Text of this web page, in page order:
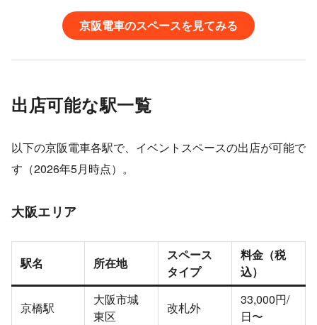
京阪電車のスペースを見てみる
出店可能な駅一覧
以下の京阪電車各駅で、イベントスペースの出店が可能で
す（2026年5月時点）。
大阪エリア
駅名 所在地
スペース
タイプ
料金（税
込）
京橋駅
大阪市城
東区
改札外
33,000円/
日〜